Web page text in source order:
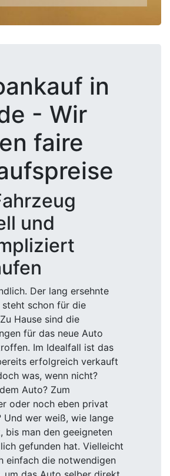
in
- Wir
faire
und
Der lang ersehnte
steht schon für die
Hause sind die
für das neue Auto
Im Idealfall ist das
erfolgreich verkauft
was, wenn nicht?
Auto? Zum
oder noch eben privat
Und wer weiß, wie lange
bis man den geeigneten
gefunden hat. Vielleicht
einfach die notwendigen